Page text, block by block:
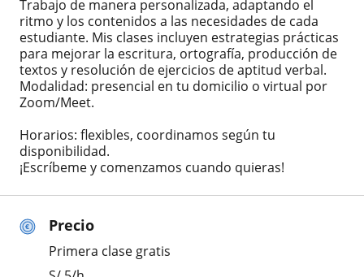
Precio
Primera clase gratis
Trabajo de manera personalizada, adaptando el
ritmo y los contenidos a las necesidades de cada
estudiante. Mis clases incluyen estrategias prácticas
para mejorar la escritura, ortografía, producción de
textos y resolución de ejercicios de aptitud verbal.
Modalidad: presencial en tu domicilio o virtual por
Zoom/Meet.
Horarios: flexibles, coordinamos según tu
disponibilidad.
¡Escríbeme y comenzamos cuando quieras!